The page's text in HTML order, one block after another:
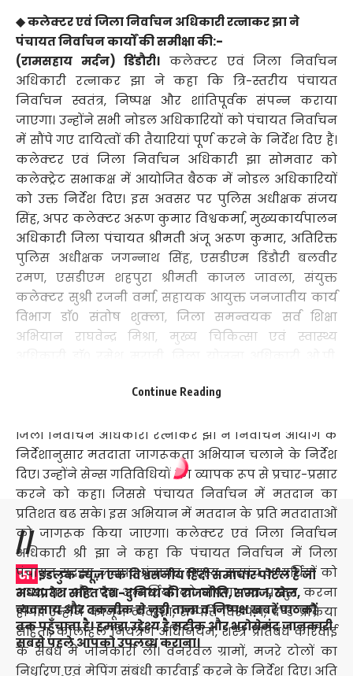
◆ कलेक्टर एवं जिला निर्वाचन अधिकारी रत्नाकर झा ने
पंचायत निर्वाचन कार्याें की समीक्षा की:-
(रामसहाय मर्दन) डिंडौरी। कलेक्टर एवं जिला निर्वाचन
अधिकारी रत्नाकर झा ने कहा कि त्रि-स्तरीय पंचायत
निर्वाचन स्वतंत्र, निष्पक्ष और शांतिपूर्वक संपन्न कराया
जाएगा। उन्होंने सभी नोडल अधिकारियों को पंचायत निर्वाचन
में सौंपे गए दायित्वों की तैयारियां पूर्ण करने के निर्देश दिए हैं।
कलेक्टर एवं जिला निर्वाचन अधिकारी झा सोमवार को
कलेक्ट्रेट सभाकक्ष में आयोजित बैठक में नोडल अधिकारियों
को उक्त निर्देश दिए। इस अवसर पर पुलिस अधीक्षक संजय
सिंह, अपर कलेक्टर अरूण कुमार विश्वकर्मा, मुख्यकार्यपालन
अधिकारी जिला पंचायत श्रीमती अंजू अरूण कुमार, अतिरिक्त
पुलिस अधीक्षक जगन्नाथ सिंह, एसडीएम डिंडौरी बलवीर
रमण, एसडीएम शहपुरा श्रीमती काजल जावला, संयुक्त
कलेक्टर सुश्री रजनी वर्मा, सहायक आयुक्त जनजातीय कार्य
विभाग डाॅ0 संतोष शुक्ला, जिला समन्वयक सर्व शिक्षा
अभियान राघवेन्द्र मिश्रा, मुख्य चिकित्सा एवं स्वास्थ्य
अधिकारी महिला एवं बाल विकास विभाग श्रीमती मंजूलता
जिला निर्वाचन अधिकारी रत्नाकर झा ने निर्वाचन आयोग के
निर्देशानुसार मतदाता जागरूकता अभियान चलाने के निर्देश
दिए। उन्होंने सेन्स गतिविधियों का व्यापक रूप से प्रचार-प्रसार
करने को कहा। जिससे पंचायत निर्वाचन में मतदान का
प्रतिशत बढ सके। इस अभियान में मतदान के प्रति मतदाताओं
को जागरूक किया जाएगा। कलेक्टर एवं जिला निर्वाचन
अधिकारी श्री झा ने कहा कि पंचायत निर्वाचन में जिला
पंचायत सदस्य, जनपद पंचायत सदस्य, सरपंच अभ्यर्थियों को
शपथ पत्र और पंच अभ्यर्थियों को घोषणा पत्र प्रस्तुत करना
होगा। उन्होंने कानून व्यवस्था, सम्पत्ति विरूपण, दण्ड प्रक्रिया
संहिता, कोलाहल नियंत्रण अधिनियम, शस्त्र प्रतिबंध कार्रवाई
के संबंध में जानकारी ली। वनरेवल ग्रामों, मजरे टोलों का
निर्धारण एवं मेपिंग संबंधी कार्रवाई करने के निर्देश दिए। अति
Continue Reading
//
साइडलुक न्यूज़ एक विश्वसनीय हिंदी समाचार पोर्टल है जो
मध्यप्रदेश सहित देश-दुनिया की राजनीति, समाज, खेल,
व्यवसाय और तकनीक से जुड़ी ताज़ा व निष्पक्ष ख़बरें पाठकों
तक पहुँचाता है। हमारा उद्देश्य है सटीक और भरोसेमंद जानकारी
सबसे पहले आपको उपलब्ध कराना।